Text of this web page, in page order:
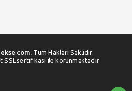
Tüm Hakları Saklıdır.
sertifikası ile korunmaktadır.